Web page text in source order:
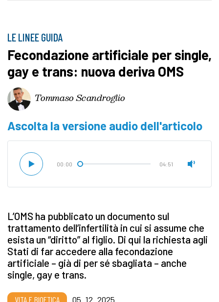
LE LINEE GUIDA
Fecondazione artificiale per single,
gay e trans: nuova deriva OMS
Tommaso Scandroglio
Ascolta la versione audio dell'articolo
00:00 04:51
L’OMS ha pubblicato un documento sul
trattamento dell’infertilità in cui si assume che
esista un “diritto” al figlio. Di qui la richiesta agli
Stati di far accedere alla fecondazione
artificiale – già di per sé sbagliata – anche
single, gay e trans.
VITA E BIOETICA 05_12_2025